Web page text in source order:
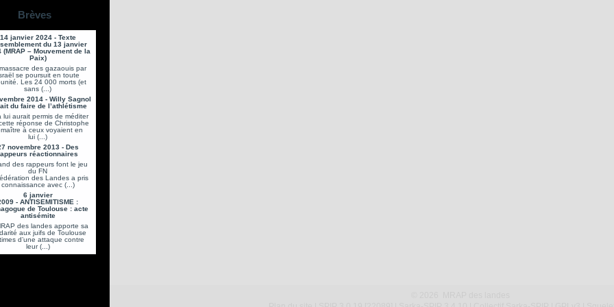
Brèves
14 janvier 2024 - Texte
du 13 janvier
(MRAP – Mouvement de la
Paix)
des gazaouis par
se poursuit en toute
Les 24 000 morts (et
sans (...)
2014 - Willy Sagnol
du faire de l’athlétisme
lui aurait permis de méditer
réponse de Christophe
à ceux voyaient en
lui (...)
novembre 2013 - Des
réactionnaires
des rappeurs font le jeu
du FN
des Landes a pris
connaissance avec (...)
6 janvier
- ANTISEMITISME :
de Toulouse : acte
antisémite
des landes apporte sa
aux juifs de Toulouse
d’une attaque contre
leur (...)